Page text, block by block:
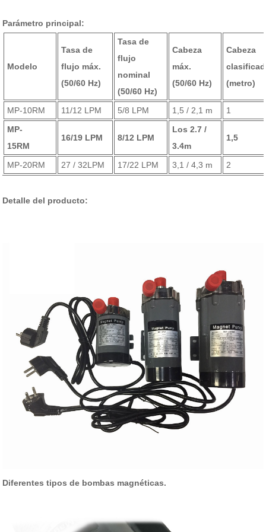
Parámetro principal:
Modelo
Tasa de
flujo máx.
(50/60 Hz)
Tasa de
flujo
nominal
(50/60 Hz)
Cabeza
máx.
(50/60 Hz)
Cabeza
(metro)
MP-10RM 11/12 LPM 5/8 LPM 1,5 / 2,1 m
1
MP-
15RM
16/19 LPM 8/12 LPM
Los 2.7 /
3.4m
1,5
MP-20RM 27 / 32LPM 17/22 LPM 3,1 / 4,3 m 2
Detalle del producto:
Diferentes tipos de bombas magnéticas.